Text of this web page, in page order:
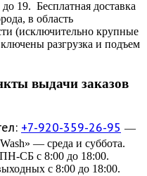
19. Бесплатная доставка
в область
(исключительно крупные
разгрузка и подъем
выдачи заказов
+7-920-359-26-95 —
— среда и суббота.
ПН-СБ с 8:00 до 18:00.
с 8:00 до 18:00.